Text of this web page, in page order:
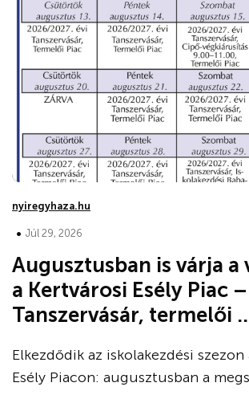
nyiregyhaza.hu
• Júl 29, 2026
Augusztusban is várja a
a Kertvárosi Esély Piac –
Tanszervásár, termelői
Elkezdődik az iskolakezdési szezon
Esély Piacon: augusztusban a